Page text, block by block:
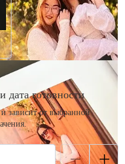
дата готовности
и зависит от выбранной